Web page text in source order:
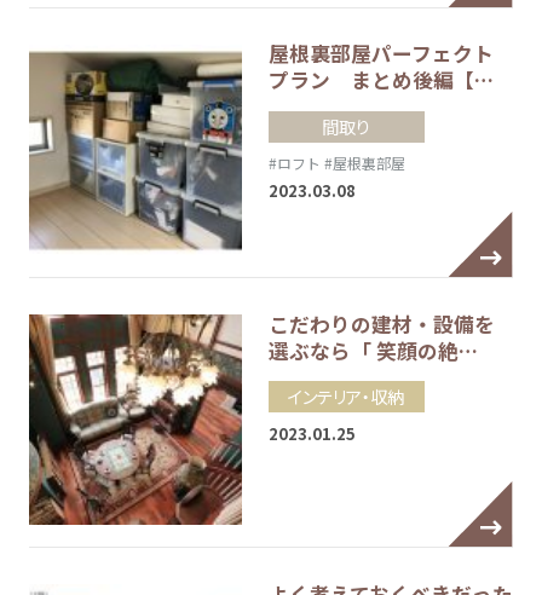
屋根裏部屋パーフェクト
プラン まとめ後編【…
間取り
#ロフト #屋根裏部屋
2023.03.08
こだわりの建材・設備を
選ぶなら「 笑顔の絶…
インテリア・収納
2023.01.25